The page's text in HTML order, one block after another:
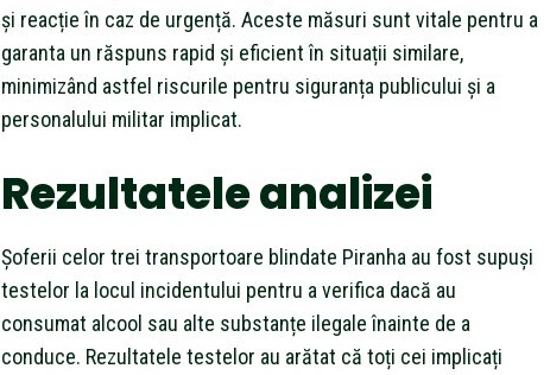
și reacție în caz de urgență. Aceste măsuri sunt vitale pentru a
garanta un răspuns rapid și eficient în situații similare,
minimizând astfel riscurile pentru siguranța publicului și a
personalului militar implicat.
Rezultatele analizei
Șoferii celor trei transportoare blindate Piranha au fost supuși
testelor la locul incidentului pentru a verifica dacă au
consumat alcool sau alte substanțe ilegale înainte de a
conduce. Rezultatele testelor au arătat că toți cei implicați